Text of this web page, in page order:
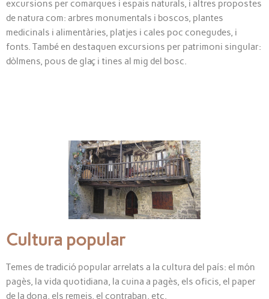
excursions per comarques i espais naturals, i altres propostes
de natura com: arbres monumentals i boscos, plantes
medicinals i alimentàries, platjes i cales poc conegudes, i
fonts. També en destaquen excursions per patrimoni singular:
dòlmens, pous de glaç i tines al mig del bosc.
Cultura popular
Temes de tradició popular arrelats a la cultura del país: el món
pagès, la vida quotidiana, la cuina a pagès, els oficis, el paper
de la dona, els remeis, el contraban, etc.